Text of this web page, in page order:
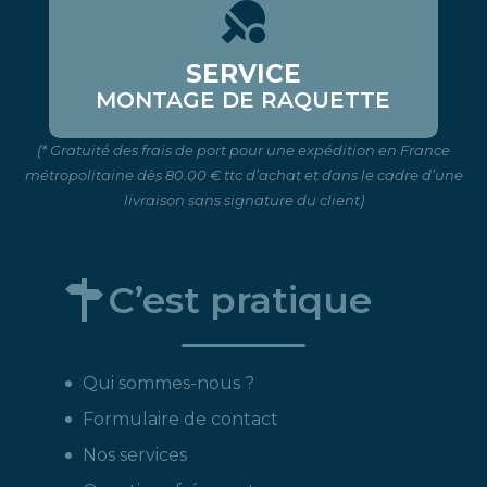
SERVICE
MONTAGE DE RAQUETTE
(* Gratuité des frais de port pour une expédition en France
métropolitaine dès 80.00 € ttc d’achat et dans le cadre d’une
livraison sans signature du client)
C’est pratique
Qui sommes-nous ?
Formulaire de contact
Nos services